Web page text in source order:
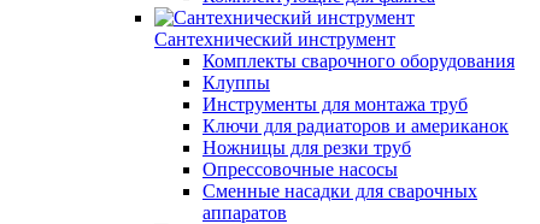
Сантехнический инструмент
Комплекты сварочного оборудования
Клуппы
Инструменты для монтажа труб
Ключи для радиаторов и американок
Ножницы для резки труб
Опрессовочные насосы
Сменные насадки для сварочных
аппаратов